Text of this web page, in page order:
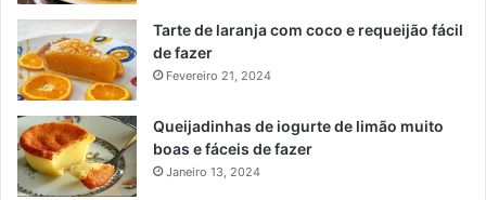
Tarte de laranja com coco e requeijão fácil
de fazer
Fevereiro 21, 2024
Queijadinhas de iogurte de limão muito
boas e fáceis de fazer
Janeiro 13, 2024